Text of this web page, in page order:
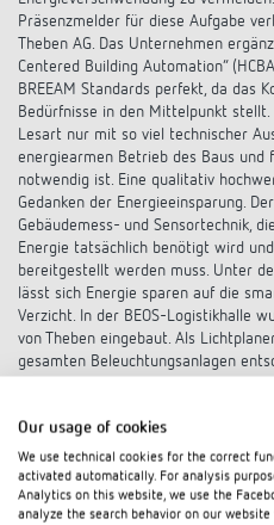
Präsenzmelder für diese Aufgabe
Theben AG. Das Unternehmen
Centered Building Automation“
BREEAM Standards perfekt, da das
Bedürfnisse in den Mittelpunkt stellt.
Lesart nur mit so viel technischer
energiearmen Betrieb des Baus
notwendig ist. Eine qualitativ
Gedanken der Energieeinsparung.
Gebäudemess- und Sensortechnik,
Energie tatsächlich benötigt wird
bereitgestellt werden muss. Unter
lässt sich Energie sparen auf die
Verzicht. In der BEOS-Logistikhalle
von Theben eingebaut. Als
gesamten Beleuchtungsanlagen
von DALI. Zwar gibt es in dem
in der Decke, diese dienen aber
Steuerung über
Our usage of cookies
We use technical cookies for the correct
activated automatically. For analysis
Analytics on this website, we use the
analyze the search behavior on our